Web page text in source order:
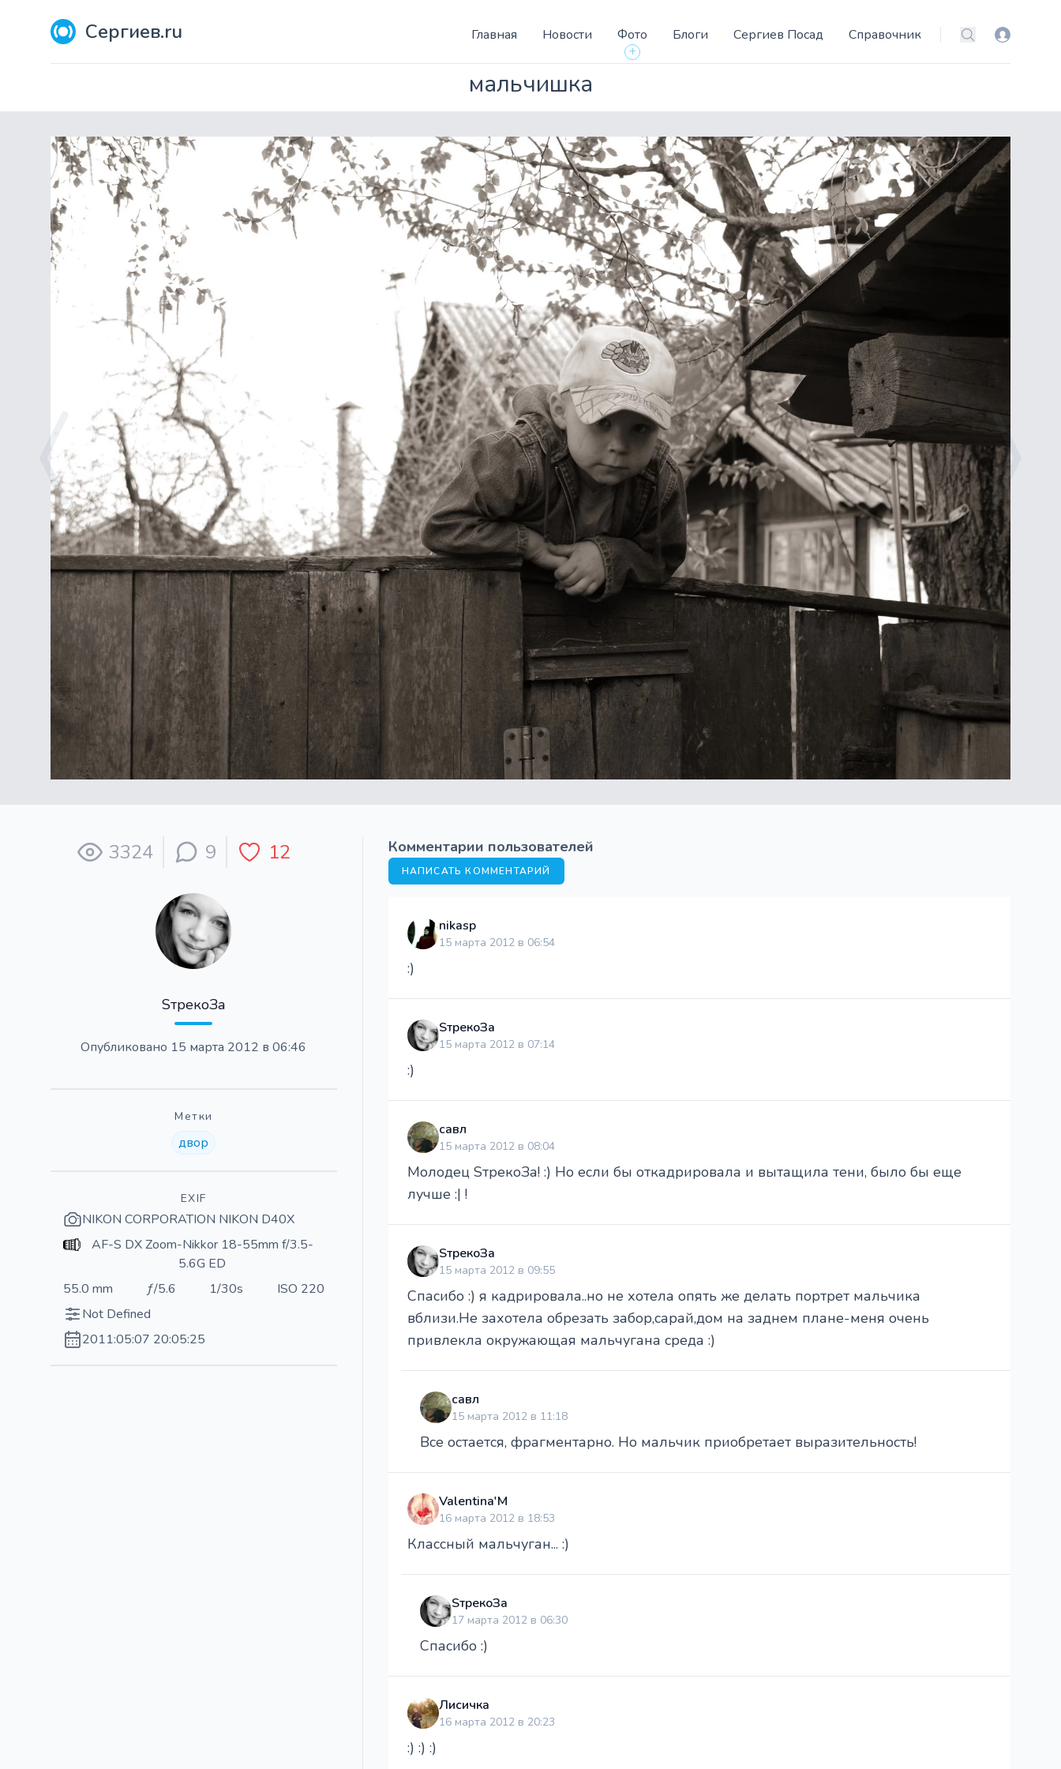
Сергиев.ru Главная Новости
Фото
+
Блоги Сергиев Посад Справочник Поиск Вход
мальчишка
3324 9 12
SтрекоЗа
Опубликовано 15 марта 2012 в 06:46
Метки
двор
EXIF
NIKON CORPORATION NIKON D40X
AF-S DX Zoom-Nikkor 18-55mm f/3.5-
5.6G ED
55.0 mm
ƒ/5.6 1/30s
ISO 220
Not Defined
2011:05:07 20:05:25
Комментарии пользователей
НАПИСАТЬ КОММЕНТАРИЙ
nikasp
15 марта 2012 в 06:54
:)
SтрекоЗа
15 марта 2012 в 07:14
:)
савл
15 марта 2012 в 08:04
Молодец SтрекоЗа! :) Но если бы откадрировала и вытащила тени, было бы еще
лучше :| !
SтрекоЗа
15 марта 2012 в 09:55
Спасибо :) я кадрировала..но не хотела опять же делать портрет мальчика
вблизи.Не захотела обрезать забор,сарай,дом на заднем плане-меня очень
привлекла окружающая мальчугана среда :)
савл
15 марта 2012 в 11:18
Все остается, фрагментарно. Но мальчик приобретает выразительность!
Valentina'M
16 марта 2012 в 18:53
Классный мальчуган... :)
SтрекоЗа
17 марта 2012 в 06:30
Спасибо :)
Лисичка
16 марта 2012 в 20:23
:) :) :)